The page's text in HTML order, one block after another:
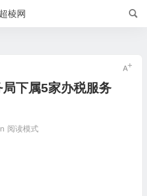
超棱网
下属5家办税服务
阅读模式